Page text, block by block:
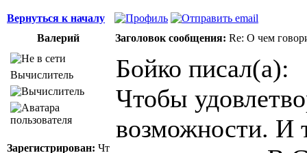
Вернуться к началу
Валерий
Заголовок сообщения: Re: О чем
Вычислитель
Зарегистрирован: Чт
Бойко писал(а):
Чтобы
возможности. И